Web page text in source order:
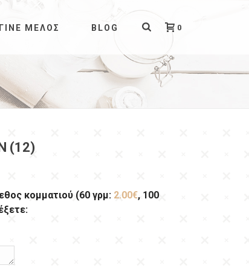
ΓΊΝΕ ΜΈΛΟΣ BLOG 0
(12)
κομματιού (60 γρμ: 2.00€, 100